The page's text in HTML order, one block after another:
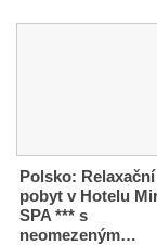
Polsko: Relaxační
pobyt v Hotelu
SPA *** s
neomezeným…